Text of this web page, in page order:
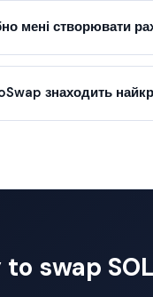
мені створювати
знаходить
to swap